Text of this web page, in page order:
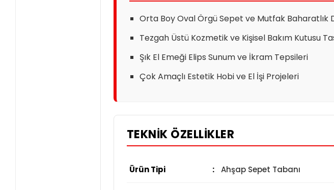
Orta Boy Oval Örgü Sepet ve Mutfak Baharatlık
Tezgah Üstü Kozmetik ve Kişisel Bakım Kutusu
Şık El Emeği Elips Sunum ve İkram Tepsileri
Çok Amaçlı Estetik Hobi ve El İşi Projeleri
TEKNIK ÖZELLIKLER
Ürün Tipi : Ahşap Sepet Tabanı